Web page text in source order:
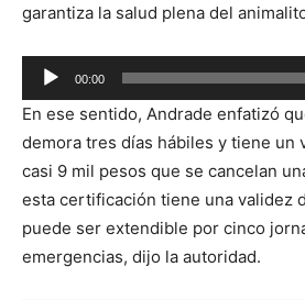
garantiza la salud plena del
Reproductor
de
audio
00:00
En ese sentido, Andrade enfatizó
demora tres días hábiles y tiene un
casi 9 mil pesos que se cancelan
esta certificación tiene una validez
puede ser extendible por cinco
emergencias, dijo la autoridad.